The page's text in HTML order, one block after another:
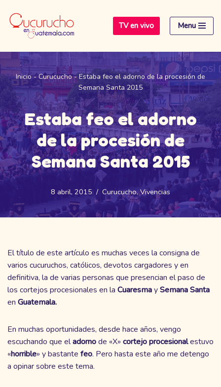
Saltar
contenido
TV en vivo Menu
Inicio-Curucucho-Estaba feo el adorno de la procesión de
Semana Santa 2015
Estaba feo el adorno
de la procesión de
Semana Santa 2015
8 abril, 2015 Curucucho,Vivencias
El título de este artículo es muchas veces la consigna de
varios cucuruchos, católicos, devotos cargadores y en
definitiva, la de varias personas que presencian el paso de
los cortejos procesionales en la CuaresmaySemana Santa
en Guatemala.
En muchas oportunidades, desde hace años, vengo
escuchando que eladornode «X» cortejoprocesionalestuvo
«horrible» y bastante feo. Pero hasta este año me detengo
a opinar sobre este tema.